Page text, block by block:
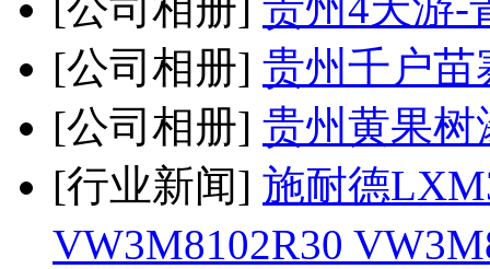
[公司相册] 贵州千户苗
[公司相册] 贵州黄果树
[行业新闻] 施耐德
VW3M8102R30